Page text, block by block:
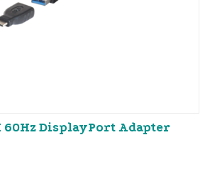
60Hz DisplayPort Adapter